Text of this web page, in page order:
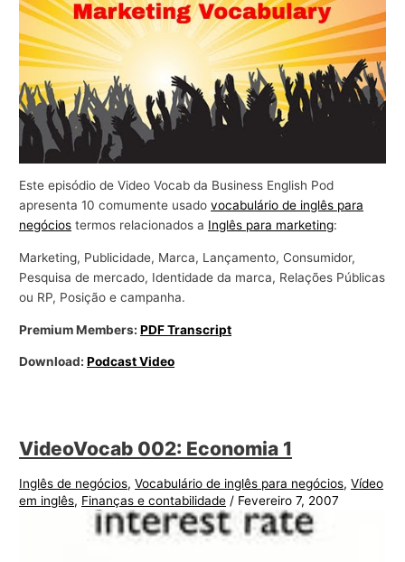
Este episódio de Video Vocab da Business English Pod
apresenta 10 comumente usadovocabulário de inglês para
negócios termos relacionados a Inglês para marketing:
Marketing, Publicidade, Marca, Lançamento, Consumidor,
Pesquisa de mercado, Identidade da marca, Relações Públicas
ou RP, Posição e campanha.
Premium Members:PDF Transcript
Download:Podcast Video
VideoVocab 002: Economia 1
Inglês de negócios,Vocabulário de inglês para negócios,Vídeo
em inglês, Finanças e contabilidade / Fevereiro 7, 2007
a
n
e
g
ó
c
i